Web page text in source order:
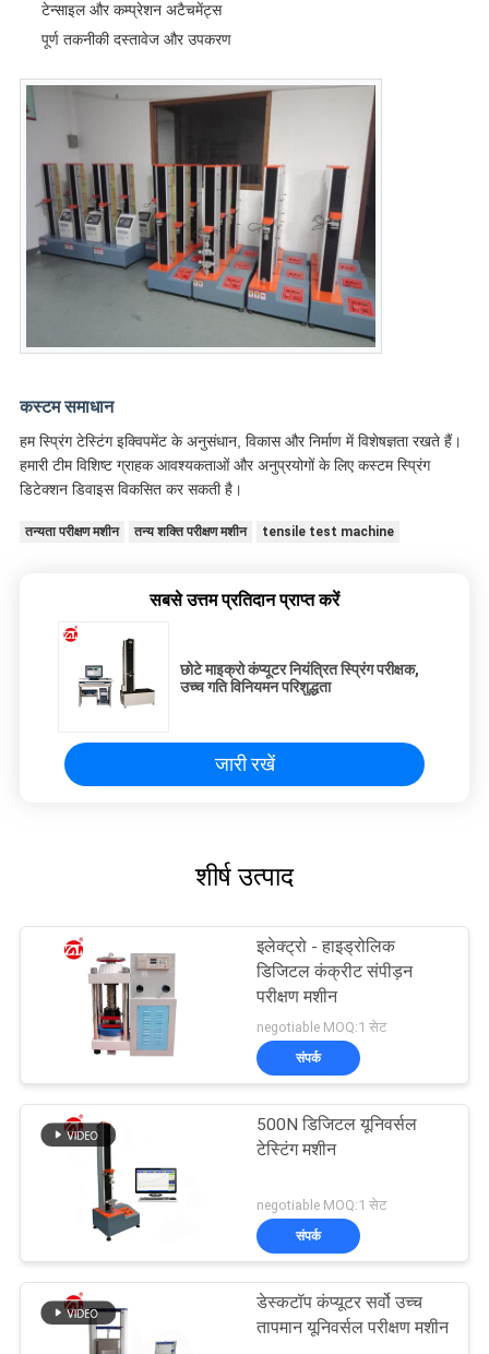
टेन्साइल और कम्प्रेशन अटैचमेंट्स
पूर्ण तकनीकी दस्तावेज और उपकरण
कस्टम समाधान
हम स्प्रिंग टेस्टिंग इक्विपमेंट के अनुसंधान, विकास और निर्माण में विशेषज्ञता रखते हैं।
हमारी टीम विशिष्ट ग्राहक आवश्यकताओं और अनुप्रयोगों के लिए कस्टम स्प्रिंग
डिटेक्शन डिवाइस विकसित कर सकती है।
तन्यता परीक्षण मशीन तन्य शक्ति परीक्षण मशीन tensile test machine
सबसे उत्तम प्रतिदान प्राप्त करें
छोटे माइक्रो कंप्यूटर नियंत्रित स्प्रिंग परीक्षक,
उच्च गति विनियमन परिशुद्धता
जारी रखें
शीर्ष उत्पाद
इलेक्ट्रो - हाइड्रोलिक
डिजिटल कंक्रीट संपीड़न
परीक्षण मशीन
negotiable MOQ:1 सेट
संपर्क
500N डिजिटल यूनिवर्सल
टेस्टिंग मशीन
negotiable MOQ:1 सेट
संपर्क
डेस्कटॉप कंप्यूटर सर्वो उच्च
तापमान यूनिवर्सल परीक्षण मशीन